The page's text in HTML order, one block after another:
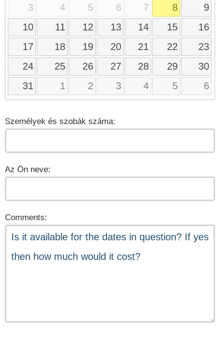
3 4 5 6 7 8
9
10
11 12 13 14 15
16
17
18 19 20 21 22
23
24
25 26 27 28 29
30
31
1 2 3 4 5 6
Személyek és szobák száma:
Az Ön neve:
Comments: